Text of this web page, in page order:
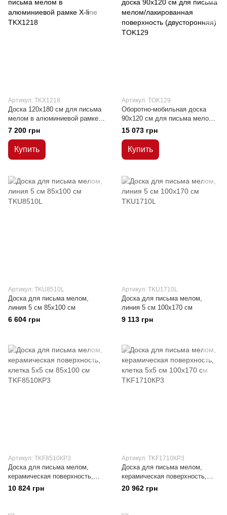
Артикул: TKX1218
Доска 120x180 см для письма
мелом в алюминиевой рамке
Х-line
7 200 грн
Купить
Артикул: TOK129
Оборотно-мобильная доска
90x120 см для письма мелом/
лакированная поверхность
(двусторонняя)
15 073 грн
Купить
Артикул: TKU8510L
Доска для письма мелом,
линия 5 см 85х100 см
6 604 грн
Артикул: TKU1710L
Доска для письма мелом,
линия 5 см 100х170 см
9 113 грн
Артикул: TKF8510КP3
Доска для письма мелом,
керамическая поверхность,
клетка 5х5 см 85х100 см
10 824 грн
Артикул: TKF1710КP3
Доска для письма мелом,
керамическая поверхность,
клетка 5х5 см 100х170 см
20 962 грн